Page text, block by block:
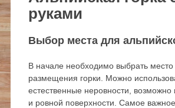
руками
Выбор места для
В начале необходимо выбрать место
размещения горки. Можно
естественные неровности, возможно
и ровной поверхности. Самое